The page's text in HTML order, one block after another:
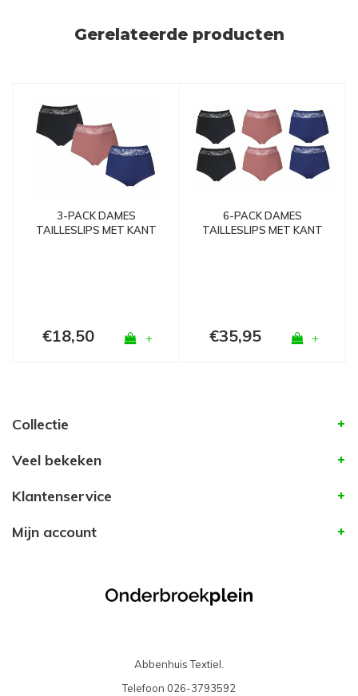
Gerelateerde producten
3-PACK DAMES
TAILLESLIPS MET KANT
€18,50 +
6-PACK DAMES
TAILLESLIPS MET KANT
€35,95 +
Collectie
Veel bekeken
Klantenservice
Mijn account
Abbenhuis Textiel.
Telefoon 026-3793592